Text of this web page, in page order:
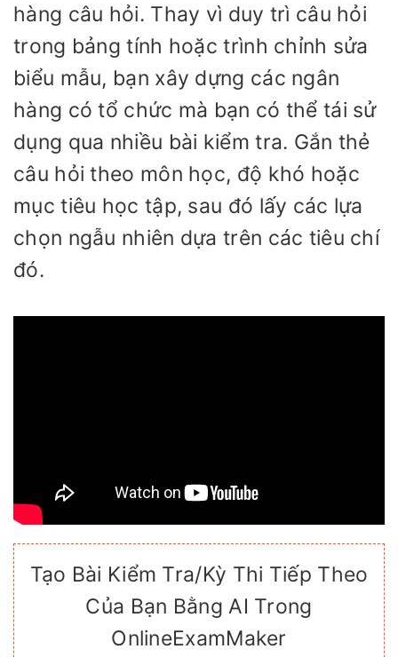
hàng câu hỏi. Thay vì duy trì câu hỏi
trong bảng tính hoặc trình chỉnh sửa
biểu mẫu, bạn xây dựng các ngân
hàng có tổ chức mà bạn có thể tái sử
dụng qua nhiều bài kiểm tra. Gắn thẻ
câu hỏi theo môn học, độ khó hoặc
mục tiêu học tập, sau đó lấy các lựa
chọn ngẫu nhiên dựa trên các tiêu chí
đó.
Tạo Bài Kiểm Tra/Kỳ Thi Tiếp Theo
Của Bạn Bằng AI Trong
OnlineExamMaker